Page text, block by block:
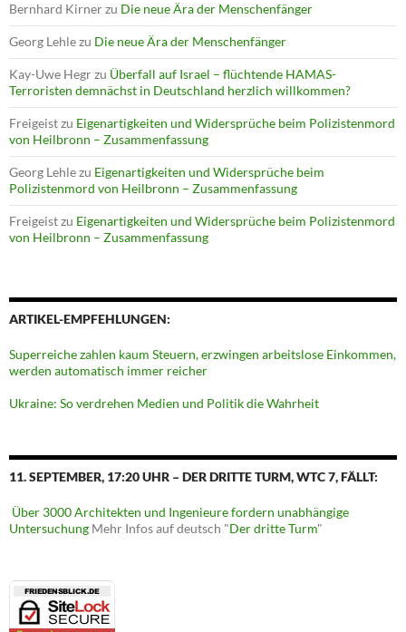
Bernhard Kirnerzu Die neue Ära der Menschenfänger
Georg Lehlezu Die neue Ära der Menschenfänger
Kay-Uwe Hegrzu Überfall auf Israel – flüchtende HAMAS-
Terroristen demnächst in Deutschland herzlich willkommen?
Freigeistzu Eigenartigkeiten und Widersprüche beim Polizistenmord
von Heilbronn – Zusammenfassung
Georg Lehlezu Eigenartigkeiten und Widersprüche beim
Polizistenmord von Heilbronn – Zusammenfassung
Freigeistzu Eigenartigkeiten und Widersprüche beim Polizistenmord
von Heilbronn – Zusammenfassung
ARTIKEL-EMPFEHLUNGEN:
Superreiche zahlen kaum Steuern, erzwingen arbeitslose Einkommen,
werden automatisch immer reicher
Ukraine: So verdrehen Medien und Politik die Wahrheit
11. SEPTEMBER, 17:20 UHR – DER DRITTE TURM, WTC 7, FÄLLT:
Über 3000 Architekten und Ingenieure fordern unabhängige
Untersuchung Mehr Infos auf deutsch "Der dritte Turm"